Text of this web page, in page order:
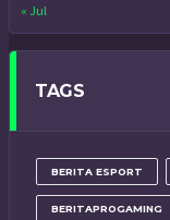
« Jul
TAGS
BERITA ESPORT
BERITAPROGAMING